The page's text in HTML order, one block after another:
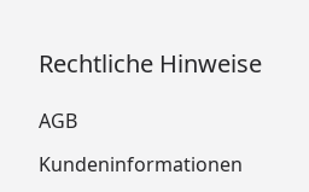
Rechtliche Hinweise
AGB
Kundeninformationen